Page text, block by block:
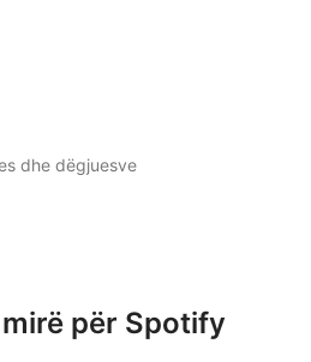
dhe dëgjuesve
për Spotify